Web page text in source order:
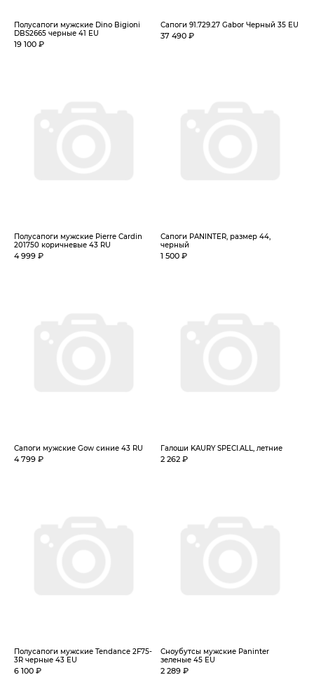
Полусапоги мужские Dino Bigioni
DBS2665 черные 41 EU
19 100 ₽
Сапоги 91.729.27 Gabor Черный 35 EU
37 490 ₽
Полусапоги мужские Pierre Cardin
201750 коричневые 43 RU
4 999 ₽
Сапоги PANINTER, размер 44,
черный
1 500 ₽
Сапоги мужские Gow синие 43 RU
4 799 ₽
Галоши KAURY SPECI.ALL, летние
2 262 ₽
Полусапоги мужские Tendance 2F75-
3R черные 43 EU
6 100 ₽
Сноубутсы мужские Paninter
зеленые 45 EU
2 289 ₽